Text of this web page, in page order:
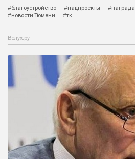
#благоустройство
#нацпроекты #награда
#новости Тюмени
#тк
Вслух.ру